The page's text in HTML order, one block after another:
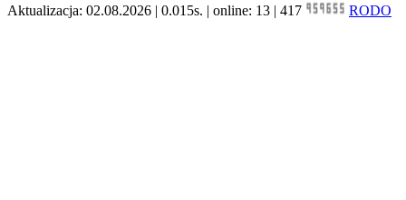
Aktualizacja: 02.08.2026 | 0.015s. | online: 13 | 417 RODO